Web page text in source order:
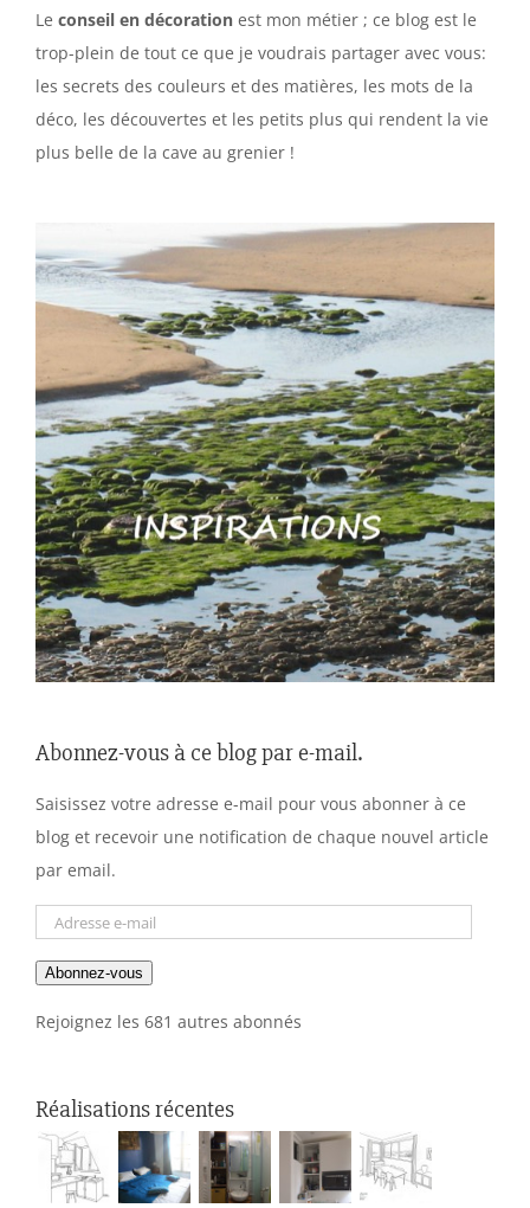
Le conseil en décoration est mon métier ; ce blog est le
trop-plein de tout ce que je voudrais partager avec vous:
les secrets des couleurs et des matières, les mots de la
déco, les découvertes et les petits plus qui rendent la vie
plus belle de la cave au grenier !
Abonnez-vous à ce blog par e-mail.
Saisissez votre adresse e-mail pour vous abonner à ce
blog et recevoir une notification de chaque nouvel article
par email.
Adresse
mail
Abonnez-vous
Rejoignez les 681 autres abonnés
Réalisations récentes